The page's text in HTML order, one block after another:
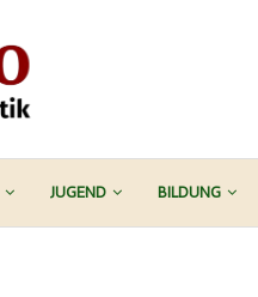
JUGEND BILDUNG